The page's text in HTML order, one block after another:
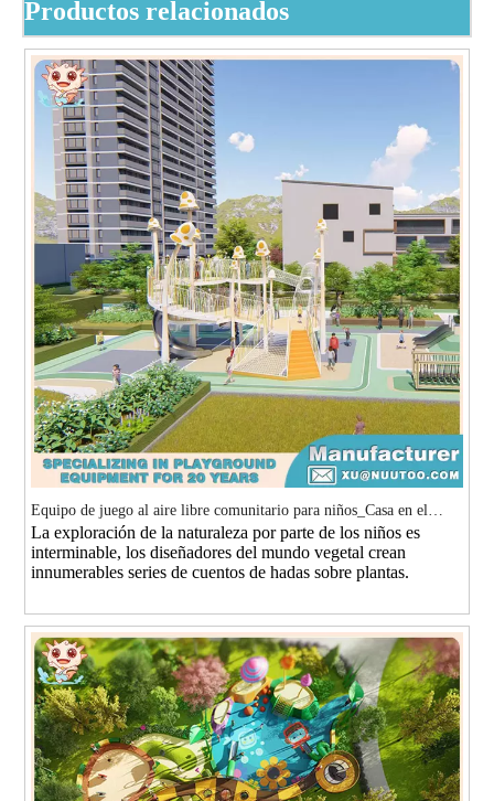
Productos relacionados
Equipo de juego al aire libre comunitario para niños_Casa en el
árbol con forma de hongo
La exploración de la naturaleza por parte de los niños es
interminable, los diseñadores del mundo vegetal crean
innumerables series de cuentos de hadas sobre plantas.